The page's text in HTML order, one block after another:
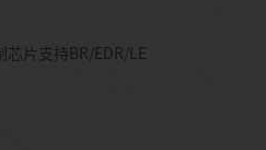
芯片支持BR/EDR/LE